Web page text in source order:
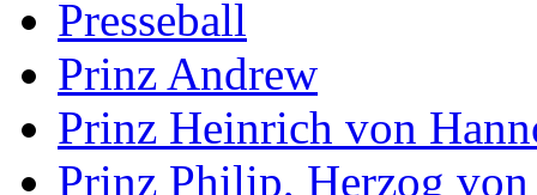
Presseball
Prinz Andrew
Prinz Heinrich von
Prinz Philip, Herzog